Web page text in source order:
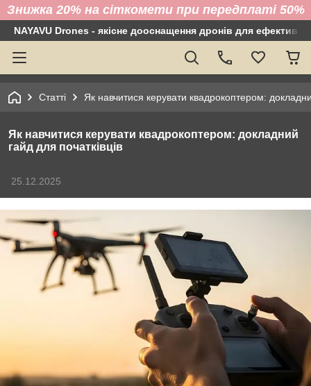
Знижка 20% на сіткомети при передплаті 50%
NAYAVU Drones - якісне дооснащення дронів для
Статті Як навчитися керувати квадрокоптером:
Як навчитися керувати квадрокоптером: докладний
гайд для початківців
25.12.2025